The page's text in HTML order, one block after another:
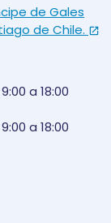
de Gales
de Chile.
a 18:00
a 18:00